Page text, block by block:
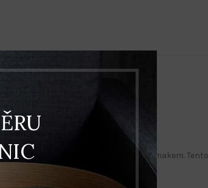
Stolní kalendáře
Kalendáře s firemním potiskem
se měkkostí, hebkostí, příjemným omakem.
požadavků.